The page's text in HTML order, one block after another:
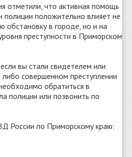
отметили, что активная помощь
полиции положительно влияет не
обстановку в городе, но и на
преступности в Приморском
вы стали свидетелем или
совершенном преступлении
обратиться в
полиции или позвонить по
России по Приморскому краю: